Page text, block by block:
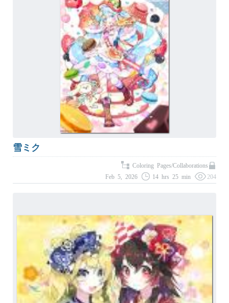
雪ミク
Coloring Pages/Collaborations
Feb 5, 2026
14 hrs 25 min 204